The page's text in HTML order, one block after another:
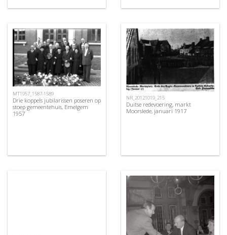
MT1957_1587-1589
Drie koppels jubilarissen poseren op
stoep gemeentehuis, Emelgem
1957
NR_20121019_215
Duitse redevoering, markt
Moorslede, januari 1917